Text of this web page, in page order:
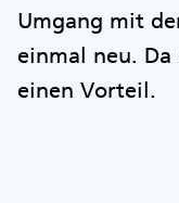
Umgang mit
einmal neu. Da
einen Vorteil.